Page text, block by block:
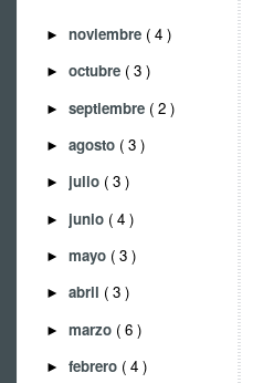
► noviembre ( 4 )
► octubre ( 3 )
► septiembre ( 2 )
► agosto ( 3 )
► julio ( 3 )
► junio ( 4 )
► mayo ( 3 )
► abril ( 3 )
► marzo ( 6 )
► febrero ( 4 )